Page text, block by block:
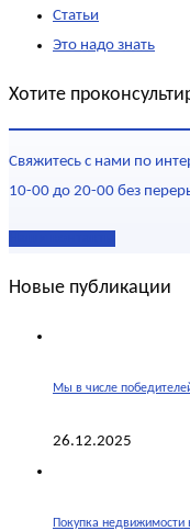
Статьи
Это надо знать
Хотите
Свяжитесь с нами по
10-00 до 20-00 без
Новые публикации
Мы в числе
26.12.2025
Покупка